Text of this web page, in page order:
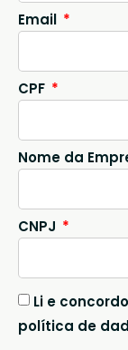
Email
CPF
Nome da
CNPJ
Li e
política de